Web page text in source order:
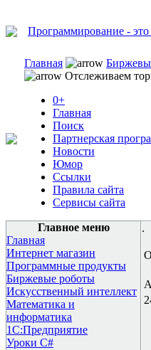
Программирование - это
Главная
Отслеживаем
0+
Главная
Поиск
Партнерская
Новости
Юмор
Ссылки
Правила сайта
Сервисы сайта
Главное меню
Главная
Интернет магазин
Программные продукты
Биржевые роботы
Искусственный интеллект
Математика и
информатика
1С:Предприятие
Уроки C#
.